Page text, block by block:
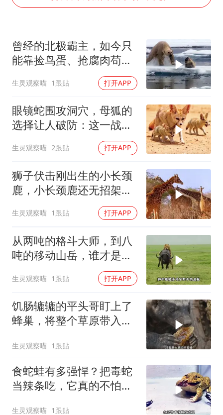
猫咪过火把节被抹成黑猫
曹颖儿子首次演长剧
“开学三件套”全线暴涨
总书记点赞的非遗苗绣焕发新生机
曾经的北极霸主，如今只
能靠捡鸟蛋、抢腐肉苟
生灵观察喵 1跟贴 打开APP
眼镜蛇围攻洞穴，母狐的
选择让人破防：这一战，
生灵观察喵 2跟贴 打开APP
狮子伏击刚出生的小长颈
鹿，小长颈鹿还无招架之
生灵观察喵 1跟贴 打开APP
从两吨的格斗大师，到八
吨的移动山岳，谁才是动
生灵观察喵 1跟贴 打开APP
饥肠辘辘的平头哥盯上了
蜂巢，将整个草原带入了
生灵观察喵 1跟贴
食蛇蛙有多强悍？把毒蛇
当辣条吃，它真的不怕蛇
生灵观察喵 1跟贴